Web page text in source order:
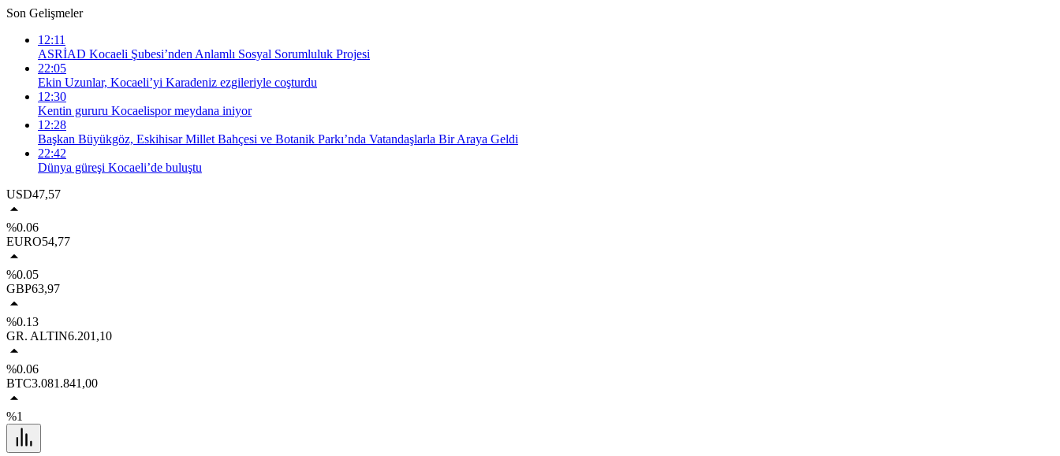
Son Gelişmeler
12:11
ASRİAD Kocaeli Şubesi’nden Anlamlı Sosyal Sorumluluk Projesi
22:05
Ekin Uzunlar, Kocaeli’yi Karadeniz ezgileriyle coşturdu
12:30
Kentin gururu Kocaelispor meydana iniyor
12:28
Başkan Büyükgöz, Eskihisar Millet Bahçesi ve Botanik Parkı’nda Vatandaşlarla Bir Araya Geldi
22:42
Dünya güreşi Kocaeli’de buluştu
USD47,57
%0.06
EURO54,77
%0.05
GBP63,97
%0.13
GR. ALTIN6.201,10
%0.06
BTC3.081.841,00
%1